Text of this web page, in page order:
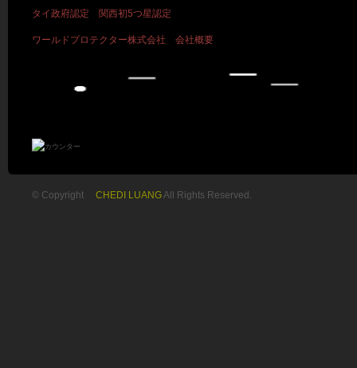
タイ政府認定 関西初5つ星認定
ワールドプロテクター株式会社 会社概要
© Copyright CHEDI LUANGAll Rights Reserved.